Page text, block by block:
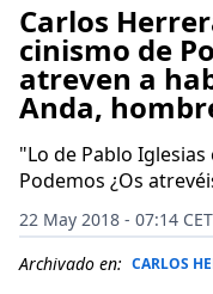
Carlos
cinismo de
atreven a
Anda,
"Lo de Pablo
Podemos ¿Os
22 May 2018 - 07:14 CET
Archivado en: CARLOS